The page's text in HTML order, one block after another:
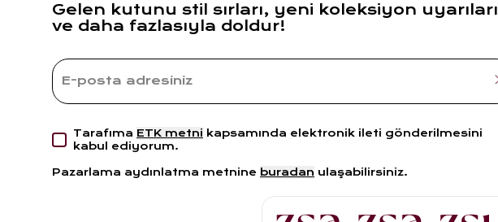
Gelen kutunu stil sırları, yeni koleksiyon uyarıları
ve daha fazlasıyla doldur!
Tarafıma ETK metni kapsamında elektronik ileti gönderilmesini
kabul ediyorum.
Pazarlama aydınlatma metnine buradan ulaşabilirsiniz.